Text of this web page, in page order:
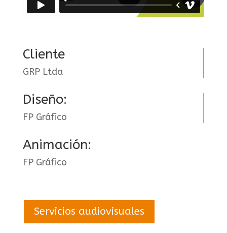
Cliente
GRP Ltda
Diseño:
FP Gráfico
Animación:
FP Gráfico
Servicios audiovisuales